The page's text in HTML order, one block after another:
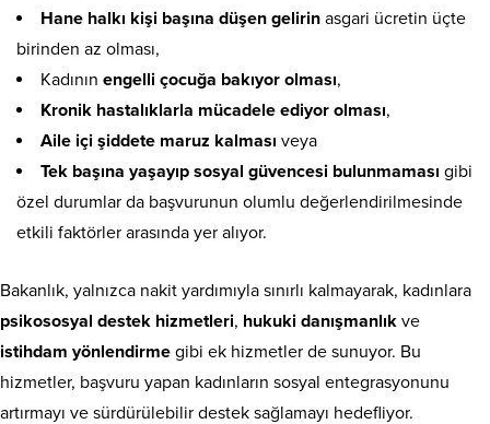
Hane halkı kişi başına düşen gelirin asgari ücretin üçte
birinden az olması,
Kadının engelli çocuğa bakıyor olması,
Kronik hastalıklarla mücadele ediyor olması,
Aile içi şiddete maruz kalması veya
Tek başına yaşayıp sosyal güvencesi bulunmaması gibi
özel durumlar da başvurunun olumlu değerlendirilmesinde
etkili faktörler arasında yer alıyor.
Bakanlık, yalnızca nakit yardımıyla sınırlı kalmayarak, kadınlara
psikososyal destek hizmetleri, hukuki danışmanlık ve
istihdam yönlendirme gibi ek hizmetler de sunuyor. Bu
hizmetler, başvuru yapan kadınların sosyal entegrasyonunu
artırmayı ve sürdürülebilir destek sağlamayı hedefliyor.